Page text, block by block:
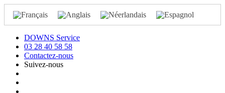
DOWNS Service
03 28 40 58 58
Contactez-nous
Suivez-nous